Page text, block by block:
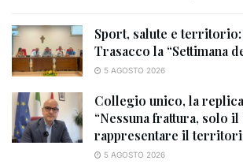
Sport, salute e
Trasacco la “Settimana
5 AGOSTO 2026
Collegio unico, la
“Nessuna frattura, solo
rappresentare il
5 AGOSTO 2026